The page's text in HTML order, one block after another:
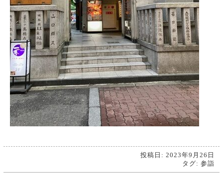
投稿日: 2023年9月26日
タグ:参詣